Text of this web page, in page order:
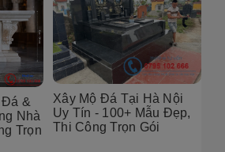
Đá &
Nhà
Trọn
Xây Mộ Đá Tại Hà Nội
Uy Tín - 100+ Mẫu Đẹp,
Thi Công Trọn Gói